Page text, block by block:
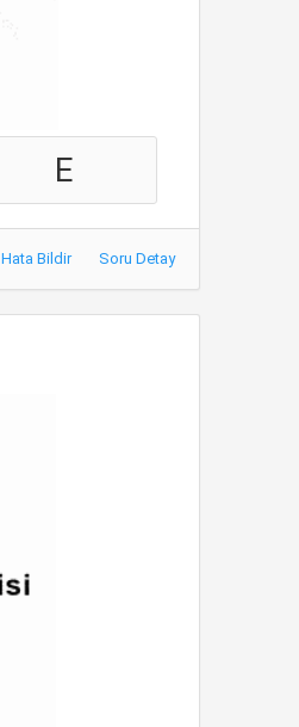
E
Hata Bildir Soru Detay